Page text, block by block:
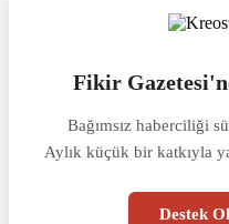
Fikir
Bağımsız haberciliği
Aylık küçük bir katkıyla
Destek